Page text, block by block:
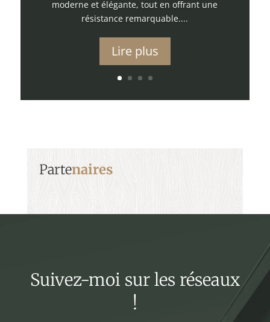
moderne et élégante, tout en offrant une
résistance remarquable....
Lire plus
Partenaires
Suivez-moi sur les réseaux
!